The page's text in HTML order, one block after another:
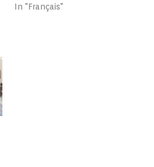
In "Français"